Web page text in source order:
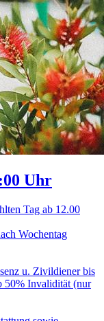
Uhr
Tag ab 12.00
Wochentag
u. Zivildiener bis
50% Invalidität (nur